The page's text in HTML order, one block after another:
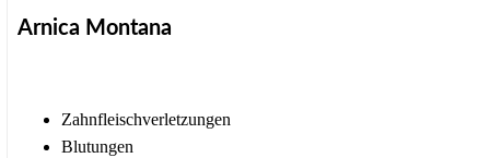
Arnica Montana
Zahnfleischverletzungen
Blutungen